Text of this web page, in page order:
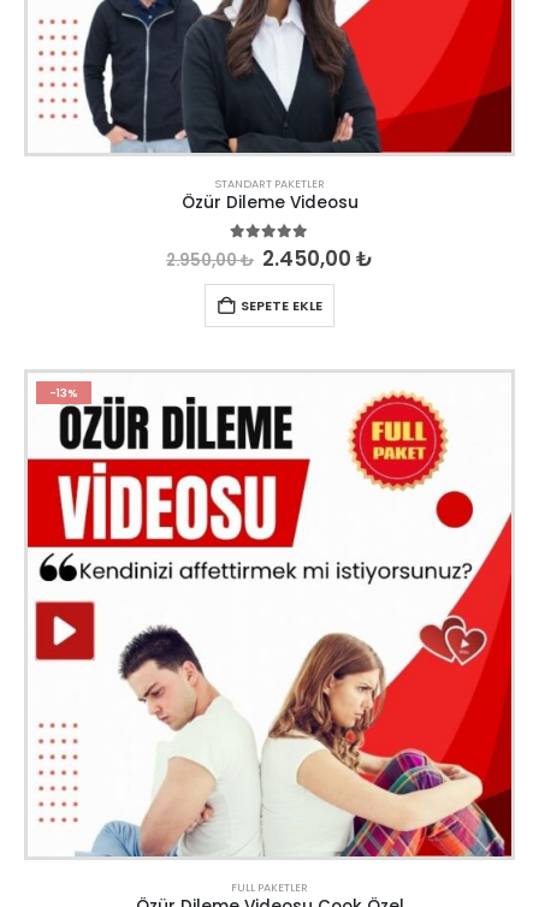
STANDART PAKETLER
Özür Dileme Videosu
5.00out of 5
2.950,00₺ 2.450,00 ₺
SEPETE EKLE
-13%
FULL PAKETLER